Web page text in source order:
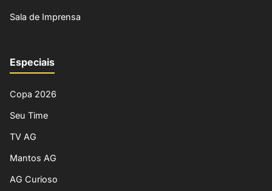
Sala de Imprensa
Especiais
Copa 2026
Seu Time
TV AG
Mantos AG
AG Curioso